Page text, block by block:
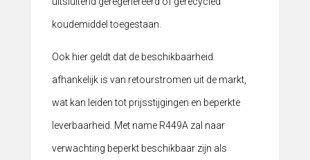
koudemiddel toegestaan.
Ook hier geldt dat de beschikbaarheid
afhankelijk is van retourstromen uit de markt,
wat kan leiden tot prijsstijgingen en beperkte
leverbaarheid. Met name R449A zal naar
verwachting beperkt beschikbaar zijn als